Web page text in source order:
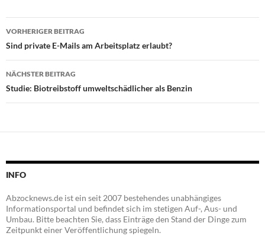
Beitragsnavigation
VORHERIGER BEITRAG
Sind private E-Mails am Arbeitsplatz erlaubt?
NÄCHSTER BEITRAG
Studie: Biotreibstoff umweltschädlicher als Benzin
INFO
Abzocknews.de ist ein seit 2007 bestehendes unabhängiges
Informationsportal und befindet sich im stetigen Auf-, Aus- und
Umbau. Bitte beachten Sie, dass Einträge den Stand der Dinge zum
Zeitpunkt einer Veröffentlichung spiegeln.